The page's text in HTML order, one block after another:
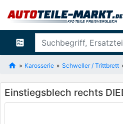
ballot
Karosserie Schweller / Trittbrett
Einstiegsblech rechts